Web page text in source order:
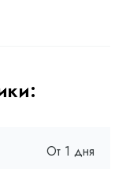
От 1 дня